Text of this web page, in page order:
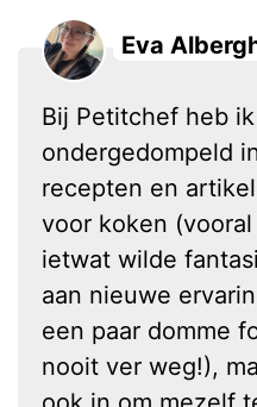
Eva
Bij Petitchef heb
ondergedompeld
recepten en
voor koken
ietwat wilde
aan nieuwe
een paar domme
nooit ver weg!),